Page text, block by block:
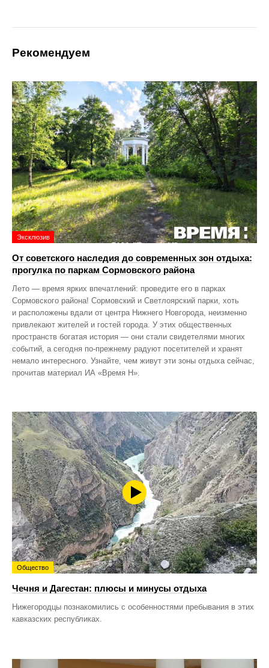
Рекомендуем
Эксклюзив
От советского наследия до современных зон отдыха:
прогулка по паркам Сормовского района
Лето — время ярких впечатлений: проведите его в парках
Сормовского района! Сормовский и Светлоярский парки, хоть
и расположены вдали от центра Нижнего Новгорода, неизменно
привлекают жителей и гостей города. У этих общественных
пространств богатая история — они стали свидетелями многих
событий, а сегодня по‑прежнему радуют посетителей и хранят
немало интересного. Узнайте, чем живут эти зоны отдыха сейчас,
прочитав материал ИА «Время Н».
Общество
Чечня и Дагестан: плюсы и минусы отдыха
Нижегородцы познакомились с особенностями пребывания в этих
кавказских республиках.